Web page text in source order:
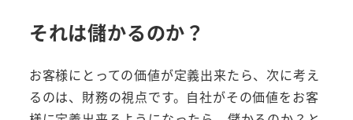
それは儲かるのか？
お客様にとっての価値が定義出来たら、次に考え
るのは、財務の視点です。自社がその価値をお客